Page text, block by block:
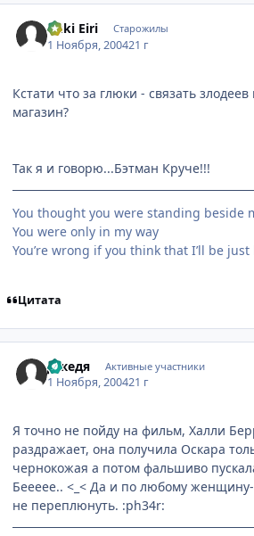
Yuki Eiri Старожилы
1 Ноября, 200421 г
Кстати что за глюки - связать
магазин?
Так я и говорю...Бэтман Круче!!!
You thought you were standing beside
You were only in my way
You’re wrong if you think that I’ll be just
Цитата
Джедя Активные участники
1 Ноября, 200421 г
Я точно не пойду на фильм, Халли
раздражает, она получила Оскара
чернокожая а потом фальшиво
Беееее.. <_< Да и по любому
не переплюнуть. :ph34r: